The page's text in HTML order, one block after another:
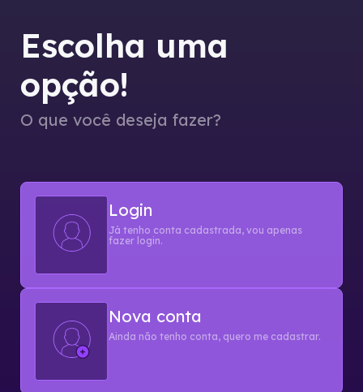
Escolha uma
opção!
O que você deseja fazer?
Login
Já tenho conta cadastrada, vou apenas
fazer login.
Nova conta
Ainda não tenho conta, quero me cadastrar.